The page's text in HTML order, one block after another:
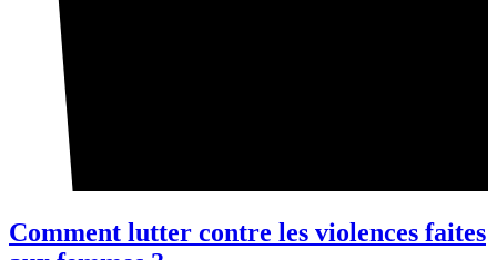
Comment lutter contre les violences faites